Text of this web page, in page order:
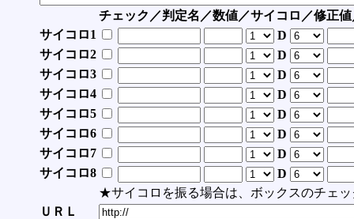
チェック／判定名／数値／サイコロ／修正
サイコロ1
D
サイコロ2
D
サイコロ3
D
サイコロ4
D
サイコロ5
D
サイコロ6
D
サイコロ7
D
サイコロ8
D
★サイコロを振る場合は、ボックスのチェッ
ＵＲＬ